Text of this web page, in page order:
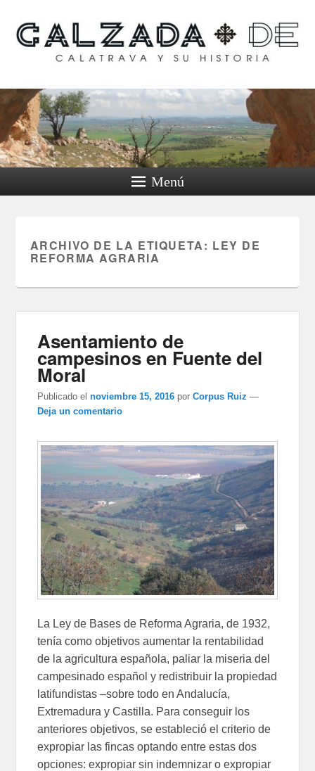
Calzada de Calatrava y
su historia
Menú
ARCHIVO DE LA ETIQUETA: LEY DE
REFORMA AGRARIA
Asentamiento de
campesinos en Fuente del
Moral
Publicado el noviembre 15, 2016 porCorpus Ruiz —
Deja un comentario
La Ley de Bases de Reforma Agraria, de 1932,
tenía como objetivos aumentar la rentabilidad
de la agricultura española, paliar la miseria del
campesinado español y redistribuir la propiedad
latifundistas –sobre todo en Andalucía,
Extremadura y Castilla. Para conseguir los
anteriores objetivos, se estableció el criterio de
expropiar las fincas optando entre estas dos
opciones: expropiar sin indemnizar o expropiar